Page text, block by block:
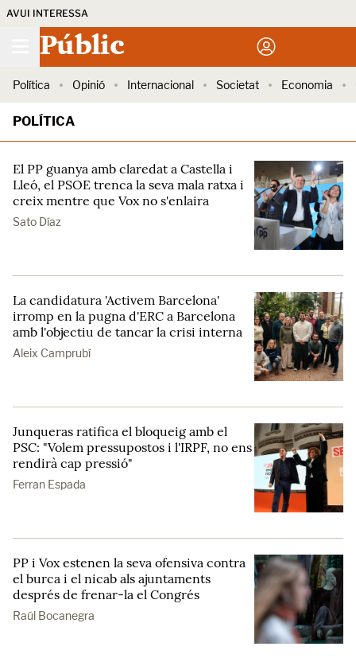
AVUI INTERESSA
Públic
Política Opinió Internacional Societat Economia
POLÍTICA
El PP guanya amb claredat a Castella i
Lleó, el PSOE trenca la seva mala ratxa i
creix mentre que Vox no s'enlaira
Sato Díaz
La candidatura 'Activem Barcelona'
irromp en la pugna d'ERC a Barcelona
amb l'objectiu de tancar la crisi interna
Aleix Camprubí
Junqueras ratifica el bloqueig amb el
PSC: "Volem pressupostos i l'IRPF, no ens
rendirà cap pressió"
Ferran Espada
PP i Vox estenen la seva ofensiva contra
el burca i el nicab als ajuntaments
després de frenar-la el Congrés
Raúl Bocanegra